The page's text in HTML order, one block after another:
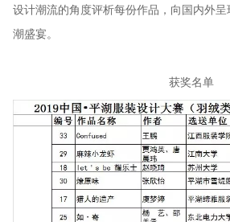
设计潮流的角度评析每份作品，向国内外
潮盛宴。
获奖名单